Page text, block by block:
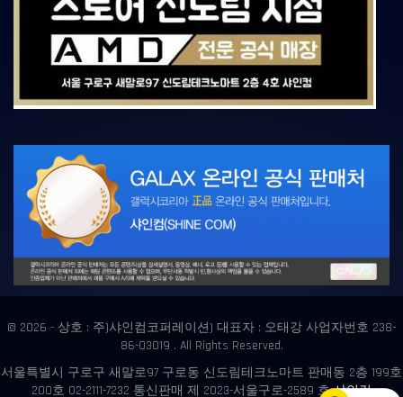
© 2026 - 상호 : 주)샤인컴코퍼레이션) 대표자 : 오태강 사업자번호 238-
86-03019 . All Rights Reserved.
서울특별시 구로구 새말로97 구로동 신도림테크노마트 판매동 2층 199호
200호 02-2111-7232 통신판매 제 2023-서울구로-2589 호샤인컴